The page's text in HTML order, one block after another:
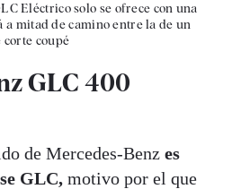
Eléctrico solo se ofrece con una
a mitad de camino entre la de un
corte coupé
GLC 400
de Mercedes-Benz es
GLC, motivo por el que